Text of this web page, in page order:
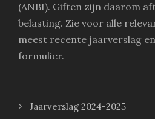
(ANBI). Giften zijn daarom
belasting. Zie voor alle
meest recente jaarverslag
formulier.
Jaarverslag 2024-2025